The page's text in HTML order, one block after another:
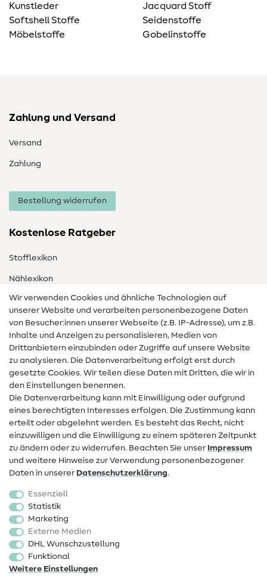
Kunstleder
Softshell Stoffe
Möbelstoffe
Jacquard Stoff
Seidenstoffe
Gobelinstoffe
Zahlung und Versand
Versand
Zahlung
Bestellung widerrufen
Kostenlose Ratgeber
Stofflexikon
Nählexikon
Nähanleitungen
Hilfe & Kontakt
Kontakt
Infos zum Betreiberwechsel
FAQ
Widerrufsrecht
Beliebt
Stoffe
Sale
Schnittmuster
Wir verwenden Cookies und ähnliche Technologien auf
unserer Website und verarbeiten personenbezogene Daten
von Besucher:innen unserer Webseite (z.B. IP-Adresse), um z.B.
Inhalte und Anzeigen zu personalisieren, Medien von
Drittanbietern einzubinden oder Zugriffe auf unsere Website
zu analysieren. Die Datenverarbeitung erfolgt erst durch
gesetzte Cookies. Wir teilen diese Daten mit Dritten, die wir in
den Einstellungen benennen.
Die Datenverarbeitung kann mit Einwilligung oder aufgrund
eines berechtigten Interesses erfolgen. Die Zustimmung kann
erteilt oder abgelehnt werden. Es besteht das Recht, nicht
einzuwilligen und die Einwilligung zu einem späteren Zeitpunkt
zu ändern oder zu widerrufen. Beachten Sie unser Impressum
und weitere Hinweise zur Verwendung personenbezogener
Daten in unserer Daten­schutz­erklärung.
Essenziell
Statistik
Marketing
Externe Medien
DHL Wunschzustellung
Funktional
Weitere Einstellungen